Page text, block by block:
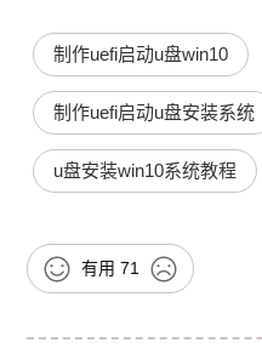
制作uefi启动u盘win10
制作uefi启动u盘安装系统
u盘安装win10系统教程
有用 71